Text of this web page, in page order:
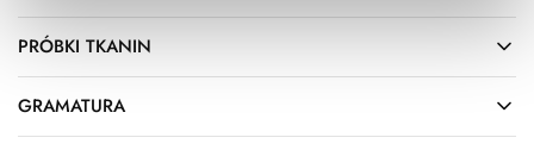
PRÓBKI TKANIN
GRAMATURA